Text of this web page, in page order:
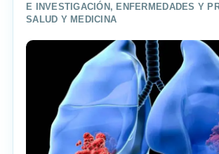
E INVESTIGACIÓN , ENFERMEDADES Y
SALUD Y MEDICINA